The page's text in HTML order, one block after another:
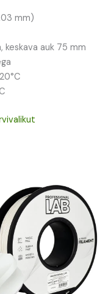
mm)
keskava auk 75 mm